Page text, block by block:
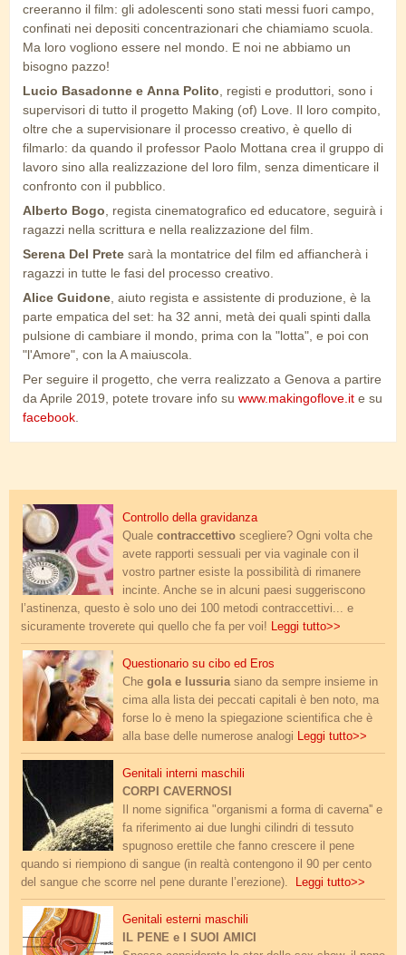
creeranno il film: gli adolescenti sono stati messi fuori campo,
confinati nei depositi concentrazionari che chiamiamo scuola.
Ma loro vogliono essere nel mondo. E noi ne abbiamo un
bisogno pazzo!
Lucio Basadonne e Anna Polito , registi e produttori, sono i
supervisori di tutto il progetto Making (of) Love. Il loro compito,
oltre che a supervisionare il processo creativo, è quello di
filmarlo: da quando il professor Paolo Mottana crea il gruppo di
lavoro sino alla realizzazione del loro film, senza dimenticare il
confronto con il pubblico.
Alberto Bogo , regista cinematografico ed educatore, seguirà i
ragazzi nella scrittura e nella realizzazione del film.
Serena Del Prete sarà la montatrice del film ed affiancherà i
ragazzi in tutte le fasi del processo creativo.
Alice Guidone , aiuto regista e assistente di produzione, è la
parte empatica del set: ha 32 anni, metà dei quali spinti dalla
pulsione di cambiare il mondo, prima con la "lotta", e poi con
"l'Amore", con la A maiuscola.
Per seguire il progetto, che verra realizzato a Genova a partire
da Aprile 2019, potete trovare info su www.makingoflove.it e su
facebook
contraccettivi.jpgControllo della gravidanza
Quale contraccettivo scegliere? Ogni volta che
avete rapporti sessuali per via vaginale con il
vostro partner esiste la possibilità di rimanere
incinte. Anche se in alcuni paesi suggeriscono
l’astinenza, questo è solo uno dei 100 metodi contraccettivi... e
sicuramente troverete qui quello che fa per voi! Leggi tutto>>
accendere_desiderio.jpgQuestionario su cibo ed Eros
Che gola e lussuriasiano da sempre insieme in
cima alla lista dei peccati capitali è ben noto, ma
forse lo è meno la spiegazione scientifica che è
alla base delle numerose analogi Leggi tutto>>
fecondazione_microscopio.jpg
Genitali interni maschili
CORPI CAVERNOSI
Il nome significa "organismi a forma di caverna'' e
fa riferimento ai due lunghi cilindri di tessuto
spugnoso erettile che fanno crescere il pene
quando si riempiono di sangue (in realtà contengono il 90 per cento
del sangue che scorre nel pene durante l’erezione).
Leggi tutto>>
genitali_maschili.pngGenitali esterni maschili
IL PENE e I SUOI AMICI